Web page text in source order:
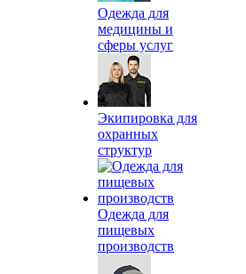
Одежда для
медицины и
сферы услуг
Экипировка для
охранных
структур
Одежда для
пищевых
производств